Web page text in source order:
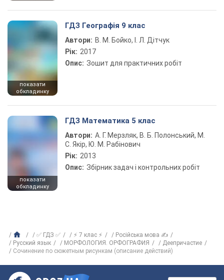
показати
обкладинку
ГДЗ Географія 9 клас
Автори: В. М. Бойко, І. Л. Дітчук
Рік: 2017
Опис: Зошит для практичних робіт
показати
обкладинку
ГДЗ Математика 5 клас
Автори: А. Г. Мерзляк, В. Б. Полонський, М.
С. Якір, Ю. М. Рабінович
Рік: 2013
Опис: Збірник задач і контрольних робіт
✅ ГДЗ ✅ ⚡ 7 клас ⚡
Російська мова ✍
Русский язык
МОРФОЛОГИЯ. ОРФОГРАФИЯ
Деепричастие
Сочинение по сюжетным рисункам (описание действий)